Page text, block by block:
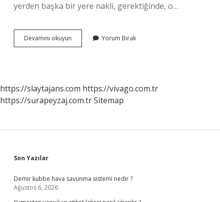
yerden başka bir yere nakli, gerektiğinde, o…
Devamını okuyun
Tüfeği
Yorum Bırak
https://slaytajans.com https://vivago.com.tr
https://surapeyzaj.com.trSitemap
Sidebar
Son Yazılar
Demir kubbe hava savunma sistemi nedir ?
Ağustos 6, 2026